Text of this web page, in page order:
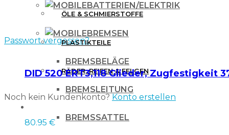
BATTERIEN/ELEKTRIK
BREMSEN
BREMSBELÄGE
BREMSLEITUNG
BREMSSATTEL
Passwort vergessen?
Noch kein Kundenkonto? Konto erstellen
ÖLE & SCHMIERSTOFFE
PLASTIKTEILE
RÄDER, REIFEN & FELGEN
DID 520 ERT3,118 Glieder, Zugfestigkeit
80.95 €